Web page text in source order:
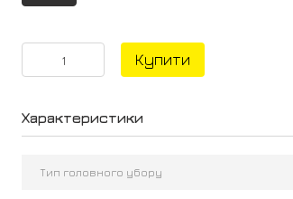
Купити
Характеристики
Тип головного убору